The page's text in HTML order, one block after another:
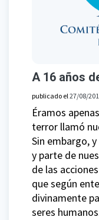
A 16 años
publicado el27/08/
Éramos
terror llamó
Sin embargo,
y parte de
de las
que según
divinamente
seres